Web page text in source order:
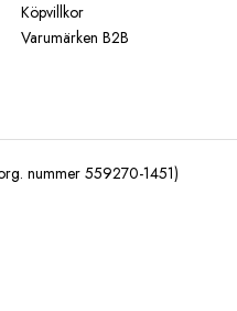
Köpvillkor
Varumärken B2B